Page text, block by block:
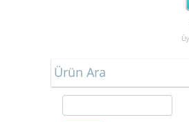
Ürün Ara